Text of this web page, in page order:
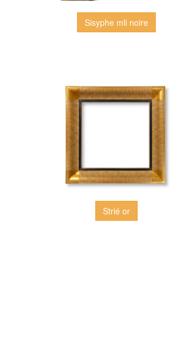
Sisyphe mli noire
Strié or